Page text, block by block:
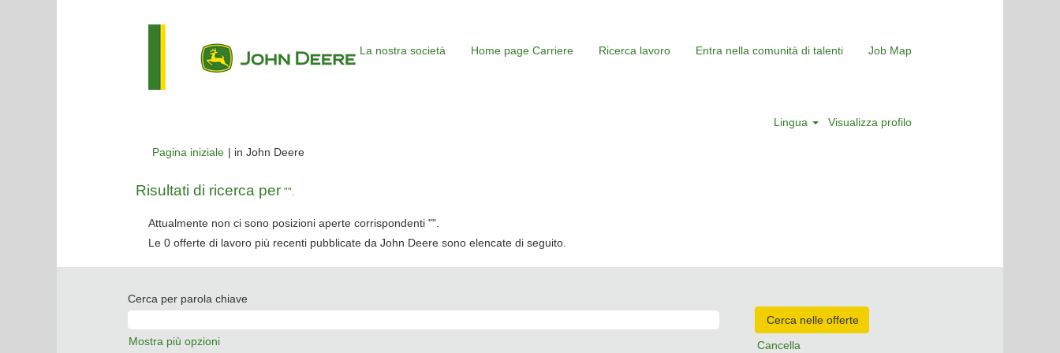
La nostra società Home page Carriere Ricerca lavoro Entra nella comunità di talenti Job Map
Lingua Visualizza profilo
Pagina iniziale | in John Deere(pagina
Risultati di ricerca per "".
Attualmente non ci sono posizioni aperte corrispondenti "".
Le 0 offerte di lavoro più recenti pubblicate da John Deere sono elencate di seguito.
Cerca per parola chiave
Mostra più opzioni Cancella